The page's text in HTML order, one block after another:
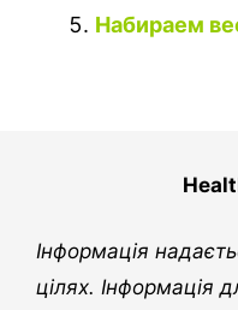
Набираем
Інформація
цілях. Інформація